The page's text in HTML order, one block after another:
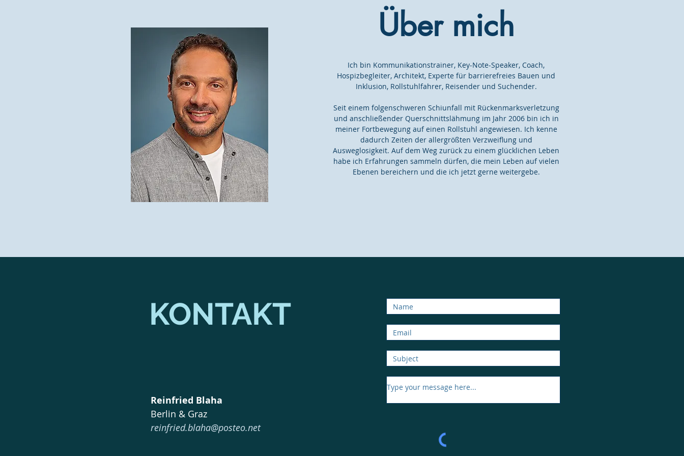
Über mich
Ich bin Kommunikationstrainer, Key-Note-Speaker, Coach,
Hospizbegleiter, Architekt, Experte für barrierefreies Bauen und
Inklusion, Rollstuhlfahrer, Reisender und Suchender.
Seit einem folgenschweren Schiunfall mit Rückenmarksverletzung
und anschließender Querschnittslähmung im Jahr 2006 bin ich in
meiner Fortbewegung auf einen Rollstuhl angewiesen. Ich kenne
dadurch Zeiten der allergrößten Verzweiflung und
Ausweglosigkeit. Auf dem Weg zurück zu einem glücklichen Leben
habe ich Erfahrungen sammeln dürfen, die mein Leben auf vielen
Ebenen bereichern und die ich jetzt gerne weitergebe.
KONTAKT
Reinfried Blaha
Berlin & Graz
reinfried.blaha@posteo.net